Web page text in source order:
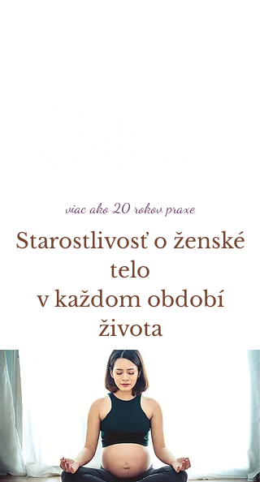
viac ako 20 rokov praxe
Starostlivosť o ženské
telo
v každom období
života